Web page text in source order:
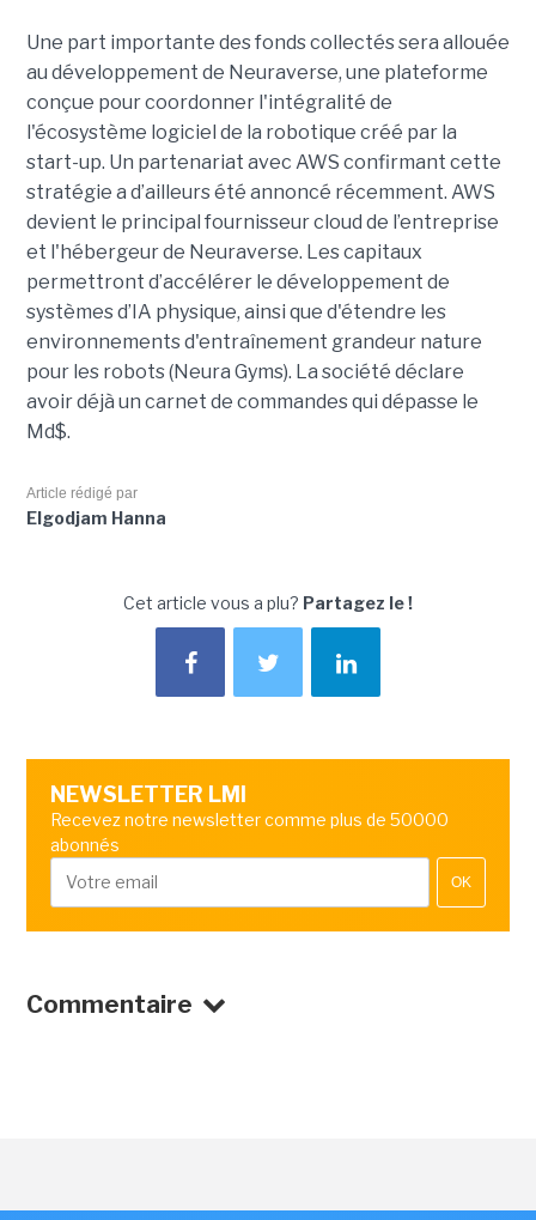
Une part importante des fonds collectés sera allouée
au développement de Neuraverse, une plateforme
conçue pour coordonner l'intégralité de
l'écosystème logiciel de la robotique créé par la
start-up. Un partenariat avec AWS confirmant cette
stratégie a d’ailleurs été annoncé récemment. AWS
devient le principal fournisseur cloud de l’entreprise
et l'hébergeur de Neuraverse. Les capitaux
permettront d’accélérer le développement de
systèmes d’IA physique, ainsi que d'étendre les
environnements d'entraînement grandeur nature
pour les robots (Neura Gyms). La société déclare
avoir déjà un carnet de commandes qui dépasse le
Md$.
Article rédigé par
Elgodjam Hanna
Cet article vous a plu? Partagez le !
NEWSLETTER LMI
Recevez notre newsletter comme plus de 50000
abonnés
OK
Commentaire